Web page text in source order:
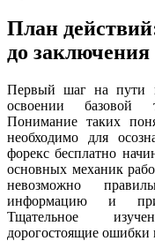
План
до
Первый шаг на пути
освоении базовой
Понимание таких
необходимо для
форекс бесплатно
основных механик
невозможно
информацию и
Тщательное
дорогостоящие ошибки